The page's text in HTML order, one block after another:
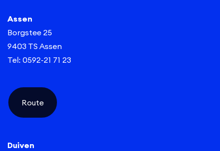
Assen
Borgstee 25
9403 TS Assen
Tel: 0592-21 71 23
Route
Duiven